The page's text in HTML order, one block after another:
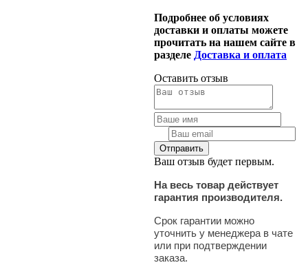
Подробнее об условиях
доставки и оплаты можете
прочитать на нашем сайте в
разделе Доставка и оплата
Оставить отзыв
Ваш отзыв будет первым.
На весь товар действует
гарантия производителя.
Срок гарантии можно
уточнить у менеджера в чате
или при подтверждении
заказа.